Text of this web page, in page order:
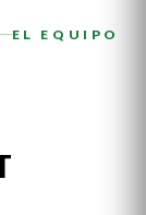
EL EQUIPO